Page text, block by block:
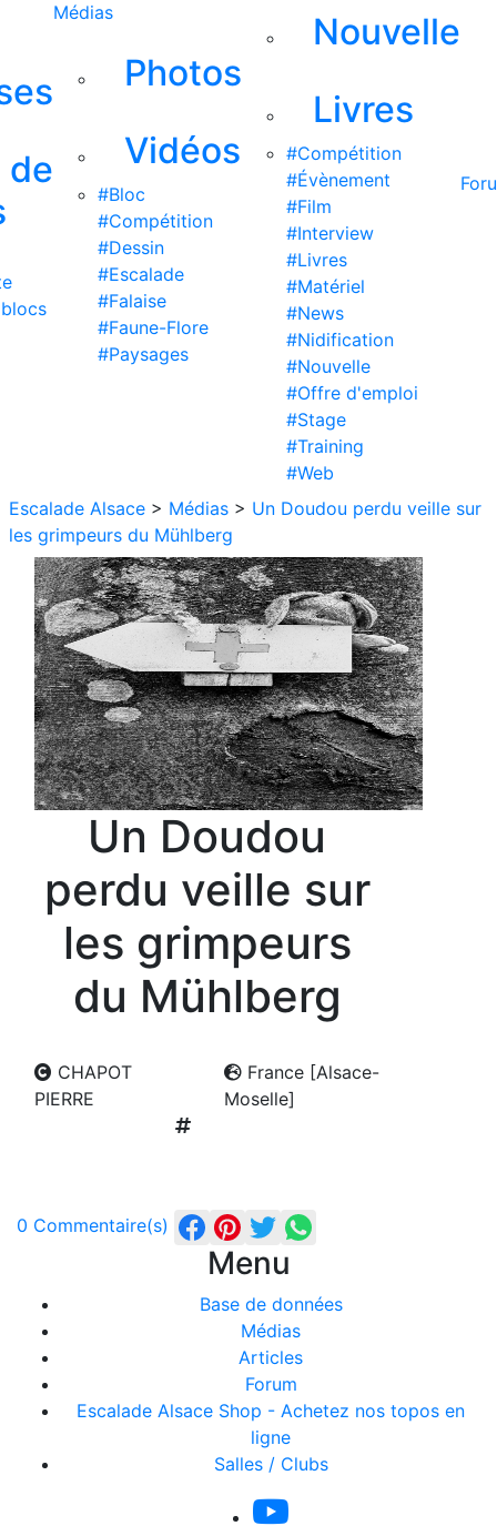
de
Médias
Photos
Vidéos
#Bloc
#Compétition
#Dessin
#Escalade
#Falaise
#Faune-Flore
#Paysages
Nouvelle
Livres
#Compétition
#Évènement
#Film
#Interview
#Livres
#Matériel
#News
#Nidification
#Nouvelle
#Offre d'emploi
#Stage
#Training
#Web
Escalade Alsace > Médias > Un Doudou perdu veille sur
les grimpeurs du Mühlberg
Un Doudou
perdu veille sur
les grimpeurs
du Mühlberg
CHAPOT
PIERRE
France [Alsace-
Moselle]
0 Commentaire(s)
Menu
Base de données
Médias
Articles
Forum
Escalade Alsace Shop - Achetez nos topos en
ligne
Salles / Clubs